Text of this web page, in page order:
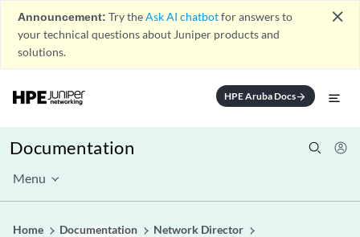
Announcement: Try theAsk AI chatbotfor answers to
your technical questions about Juniper products and
solutions.
close
HPE Aruba Docsarrow_forward
Documentation
Menu
Home Documentation
Network Director